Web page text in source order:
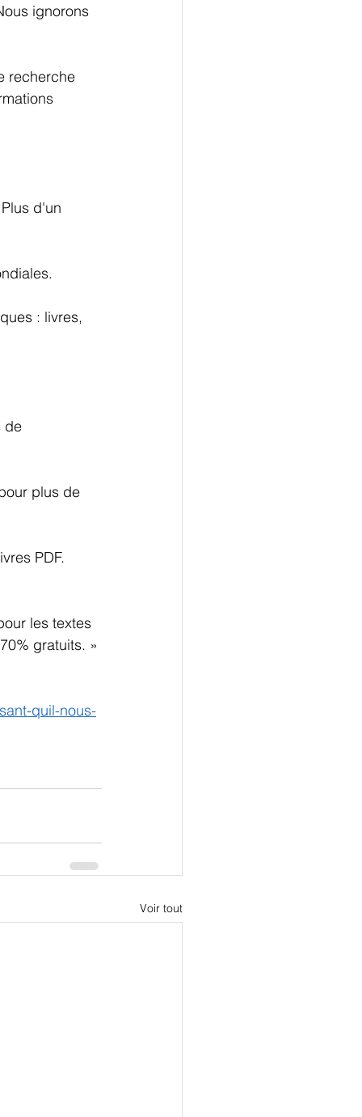
ignorons
recherche
d'un
: livres,
de
plus de
PDF.
les textes
gratuits. »
quil-nous-
Voir tout